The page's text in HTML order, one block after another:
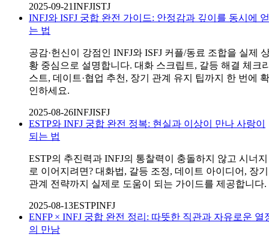
2025-09-21INFJISTJ
INFJ와 ISFJ 궁합 완전 가이드: 안정감과 깊이를 동시에 얻
는 법
공감·헌신이 강점인 INFJ와 ISFJ 커플/동료 조합을 실제
황 중심으로 설명합니다. 대화 스크립트, 갈등 해결 체크
스트, 데이트·협업 추천, 장기 관계 유지 팁까지 한 번에 확
인하세요.
2025-08-26INFJISFJ
ESTP와 INFJ 궁합 완전 정복: 현실과 이상이 만나 사랑이
되는 법
ESTP의 추진력과 INFJ의 통찰력이 충돌하지 않고 시너지
로 이어지려면? 대화법, 갈등 조정, 데이트 아이디어, 장기
관계 전략까지 실제로 도움이 되는 가이드를 제공합니다.
2025-08-13ESTPINFJ
ENFP × INFJ 궁합 완전 정리: 따뜻한 직관과 자유로운 열
의 만남